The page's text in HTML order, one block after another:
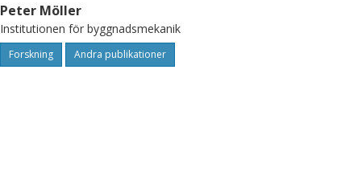
Peter Möller
Institutionen för byggnadsmekanik
Forskning Andra publikationer